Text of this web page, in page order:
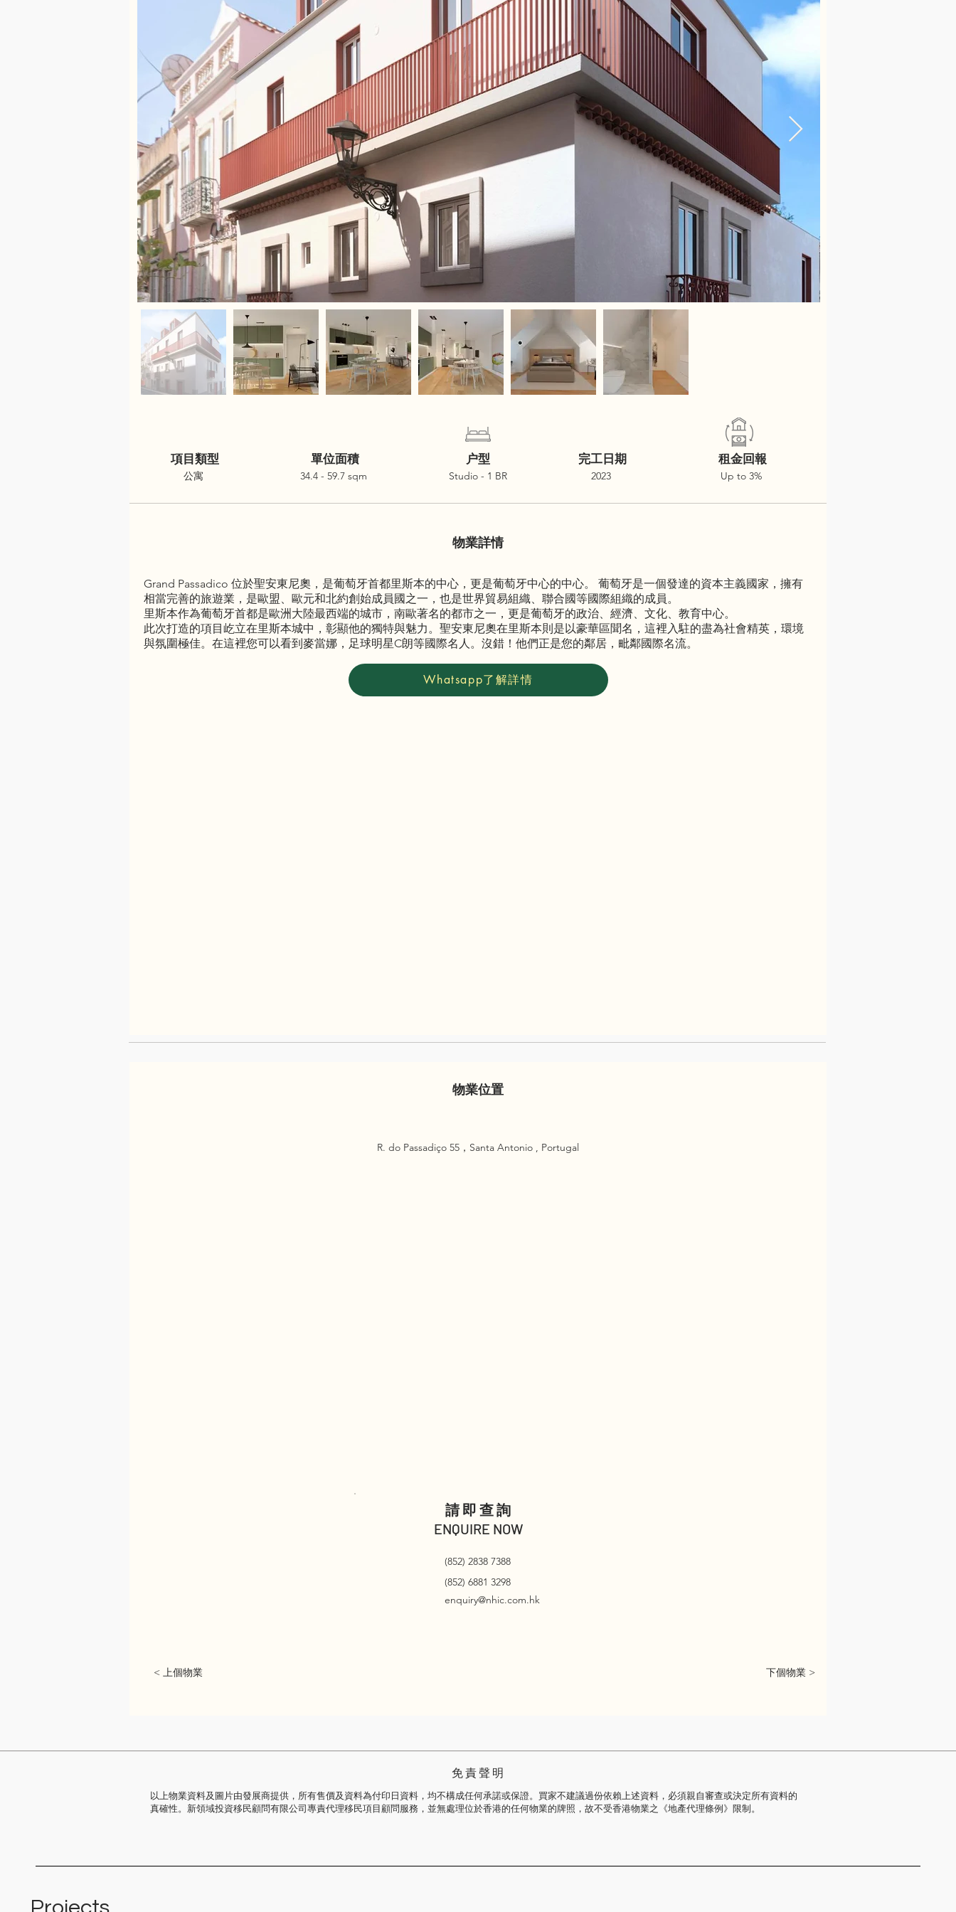
物業詳情
Grand Passadico 位於聖安東尼奧，是葡萄牙首都里斯本的中心，更是葡萄牙中心的中心。 葡萄牙是一個發達的資本主義國家，擁有
相當完善的旅遊業，是歐盟、歐元和北約創始成員國之一，也是世界貿易組織、聯合國等國際組織的成員。
里斯本作為葡萄牙首都是歐洲大陸最西端的城市，南歐著名的都市之一，更是葡萄牙的政治、經濟、文化、教育中心。
此次打造的項目屹立在里斯本城中，彰顯他的獨特與魅力。聖安東尼奧在里斯本則是以豪華區聞名，這裡入駐的盡為社會精英，環境
與氛圍極佳。在這裡您可以看到麥當娜，足球明星C朗等國際名人。沒錯！他們正是您的鄰居，毗鄰國際名流。
Whatsapp了解詳情
項目類型
公寓
單位面積
34.4 - 59.7 sqm
户型
Studio - 1 BR
完工日期
2023
租金回報
Up to 3%
物業位置
R. do Passadiço 55，Santa Antonio , Portugal
請即查詢
ENQUIRE NOW
(852) 2838 7388
(852) 6881 3298
enquiry@nhic.com.hk
< 上個物業 下個物業 >
免 責 聲 明
以上物業資料及圖片由發展商提供，所有售價及資料為付印日資料，均不構成任何承諾或保證。買家不建議過份依賴上述資料，必須親自審查或決定所有資料的
真確性。新領域投資移民顧問有限公司專責代理移民項目顧問服務，並無處理位於香港的任何物業的牌照，故不受香港物業之《地產代理條例》限制。
Projects